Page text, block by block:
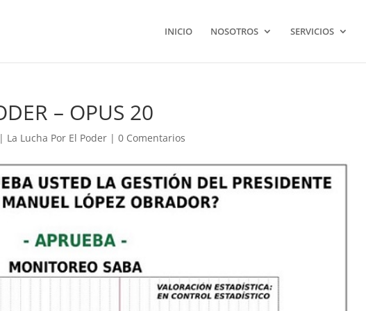
INICIO NOSOTROS SERVICIOS
– OPUS 20
| La Lucha Por El Poder |0 Comentarios